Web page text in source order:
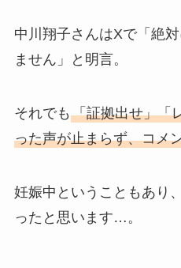
中川翔子さんはXで「絶
ません」と明言。
それでも 「証拠出せ」「
った声が止まらず、コメ
妊娠中ということもあり
ったと思います…。